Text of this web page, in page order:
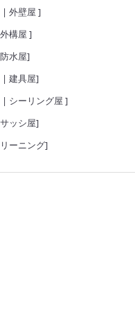
| 外壁屋 ]
外構屋 ]
防水屋]
| 建具屋]
| シーリング屋 ]
ッシ屋]
ーニング]